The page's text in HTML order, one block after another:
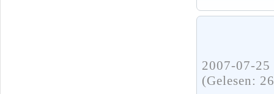
2007-07-
(Gelesen: